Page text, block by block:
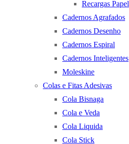
Recargas Papel
Cadernos Agrafados
Cadernos Desenho
Cadernos Espiral
Cadernos Inteligentes
Moleskine
Colas e Fitas Adesivas
Cola Bisnaga
Cola e Veda
Cola Liquida
Cola Stick